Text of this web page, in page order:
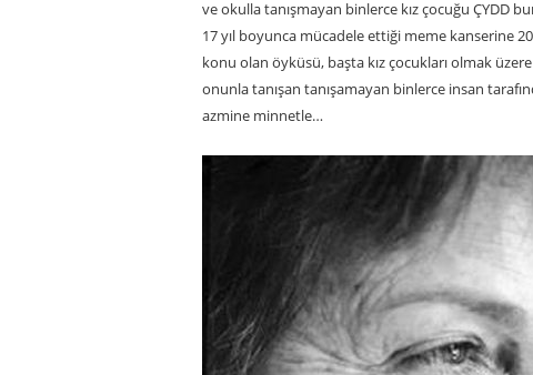
ve okulla tanışmayan binlerce kız çocuğu ÇYDD
17 yıl boyunca mücadele ettiği meme kanserine
konu olan öyküsü, başta kız çocukları olmak
onunla tanışan tanışamayan binlerce insan
azmine minnetle…